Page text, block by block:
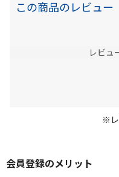
この商品のレビュー
レビュ
※レ
会員登録のメリット